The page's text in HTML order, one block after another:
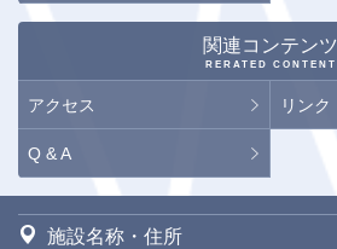
関連コンテンツ
RERATED CONTENT
アクセス リンク
Q & A
施設名称・住所